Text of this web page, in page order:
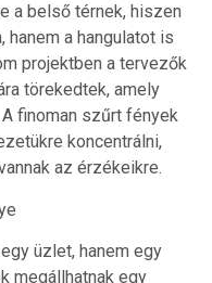
a belső térnek, hiszen
a hangulatot is
projektben a tervezők
törekedtek, amely
finoman szűrt fények
koncentrálni,
az érzékeikre.
üzlet, hanem egy
megállhatnak egy